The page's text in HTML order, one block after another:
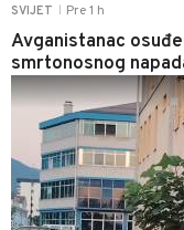
SVIJET Pre 1 h
Avganistanac
smrtonosnog